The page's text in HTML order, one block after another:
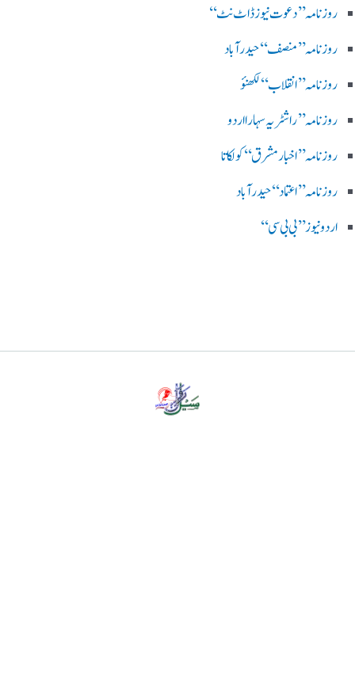
روز نامہ ’’ دعوت نیوز ڈاٹ نٹ‘‘
روزنامہ ’’ منصف‘‘ حیدر آباد
روزنامہ ’’ انقلاب‘‘ لکھنؤ
روز نامہ ’’راشٹریہ سہارا اردو
روزنامہ ’’اخبارمشرق‘‘ کولکاتا
روزنامہ ’’اعتماد‘‘ حیدرآباد
اردو نیوز ’’بی بی سی‘‘